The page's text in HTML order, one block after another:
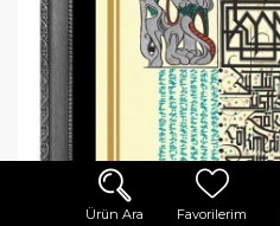
Ürün Ara Favorilerim